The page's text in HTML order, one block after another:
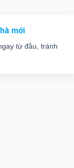
mới
từ đầu, tránh